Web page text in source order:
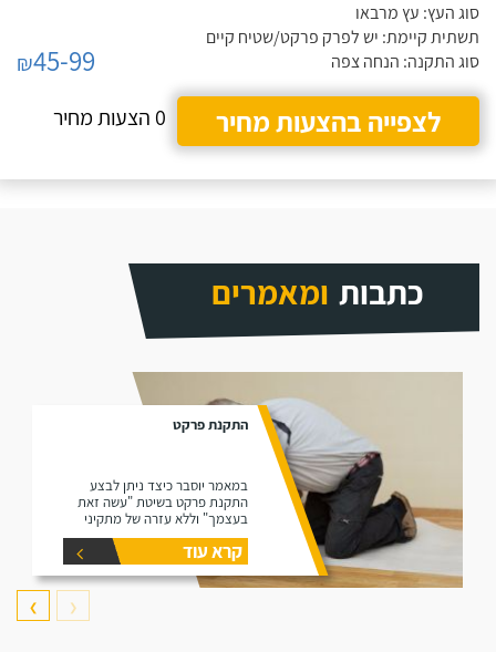
סוג העץ: עץ מרבאו
תשתית קיימת: יש לפרק פרקט/שטיח קיים
סוג התקנה: הנחה צפה
₪45-99
לצפייה בהצעות מחיר
0 הצעות מחיר
כתבות ומאמרים
התקנת פרקט
במאמר יוסבר כיצד ניתן לבצע
התקנת פרקט בשיטת "עשה זאת
בעצמך" וללא עזרה של מתקיני
פרקטים.
קרא עוד
❮
❯